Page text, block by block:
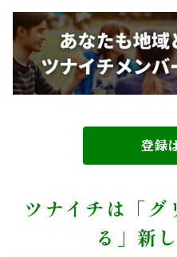
登録
ツナイチは「グ
る」新